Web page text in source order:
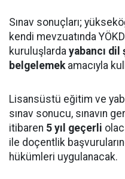
Sınav sonuçları;
kendi mevzuatında
kuruluşlarda yabancı dil
belgelemekamacıyla
Lisansüstü eğitim ve
sınav sonucu, sınavın
itibaren 5 yıl geçerli
ile doçentlik
hükümleri uygulanacak.